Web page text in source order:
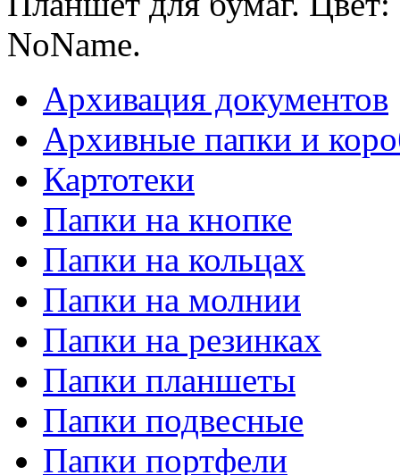
NoName.
Архивация документов
Архивные папки и
Картотеки
Папки на кнопке
Папки на кольцах
Папки на молнии
Папки на резинках
Папки планшеты
Папки подвесные
Папки портфели